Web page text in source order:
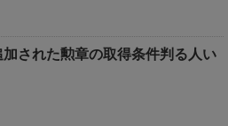
加された勲章の取得条件判る人い